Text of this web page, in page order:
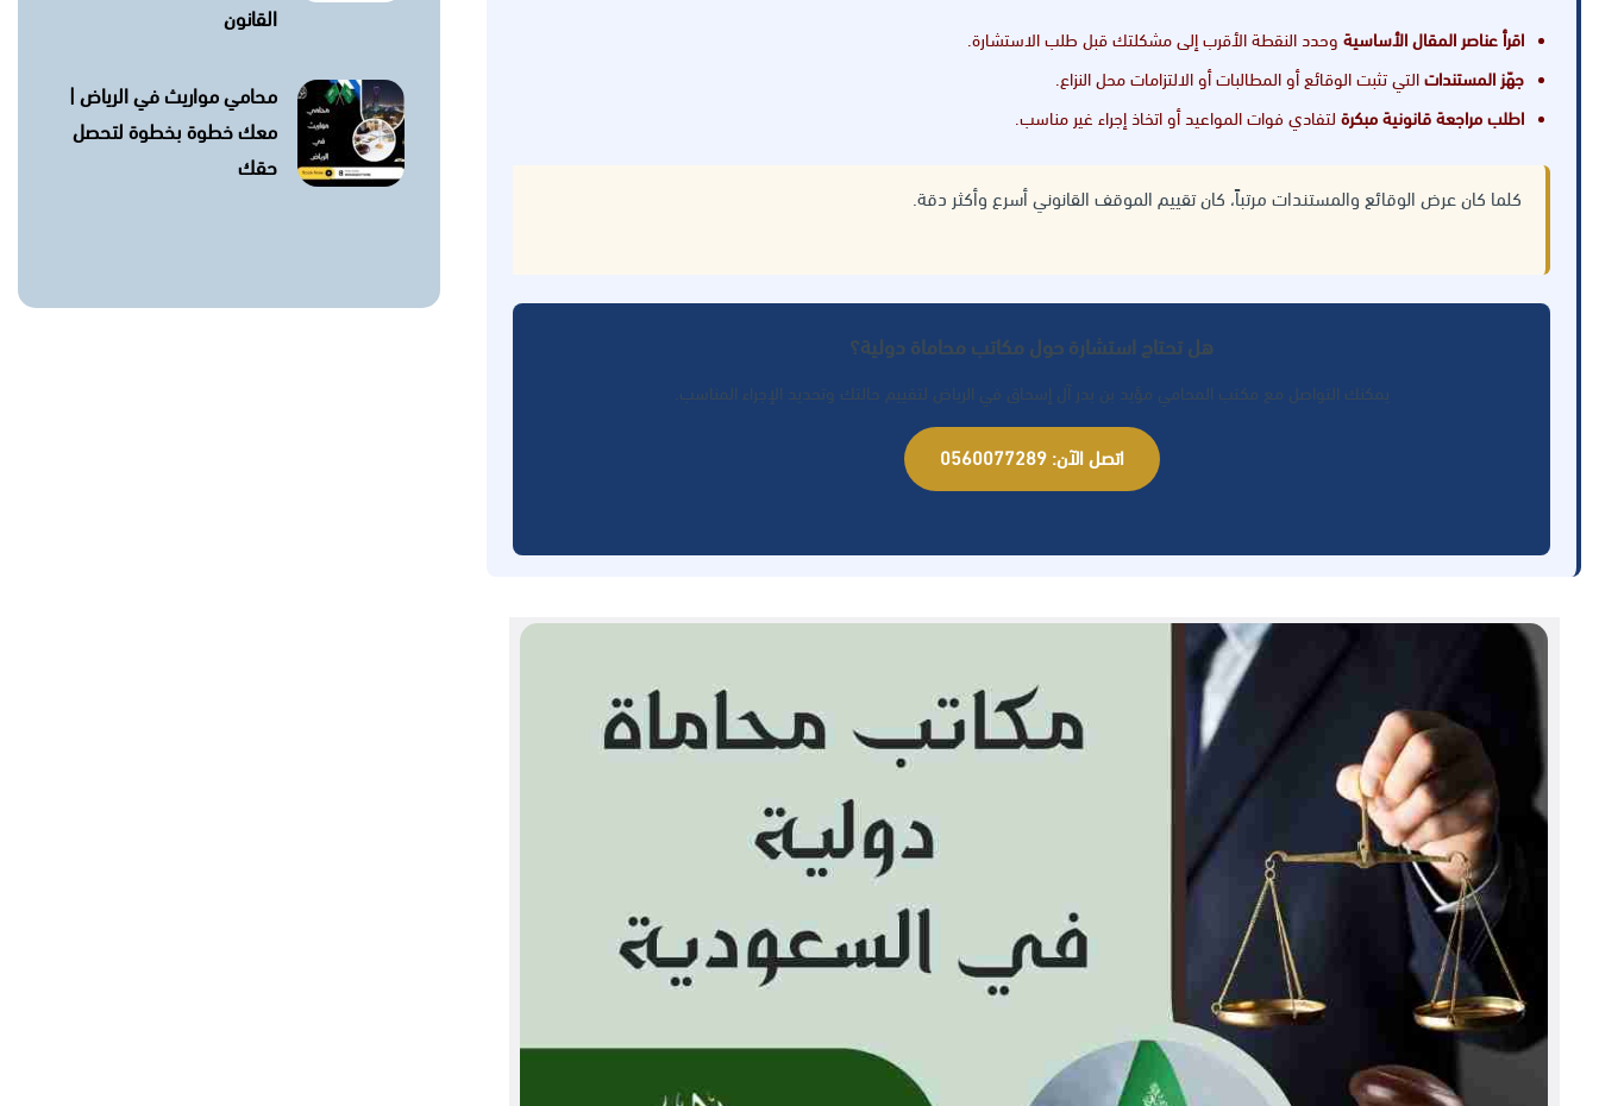
اقرأ عناصر المقال الأساسية وحدد النقطة الأقرب إلى مشكلتك قبل طلب الاستشارة.
جهّز المستنداتالتي تثبت الوقائع أو المطالبات أو الالتزامات محل النزاع.
اطلب مراجعة قانونية مبكرة لتفادي فوات المواعيد أو اتخاذ إجراء غير مناسب.
كلما كان عرض الوقائع والمستندات مرتباً، كان تقييم الموقف القانوني أسرع وأكثر دقة.
هل تحتاج استشارة حول مكاتب محاماة دولية؟
يمكنك التواصل مع مكتب المحامي مؤيد بن بدر آل إسحاق في الرياض لتقييم حالتك وتحديد الإجراء المناسب.
اتصل الآن: 0560077289
القانون
محامي مواريث في الرياض |
معك خطوة بخطوة لتحصل
حقك